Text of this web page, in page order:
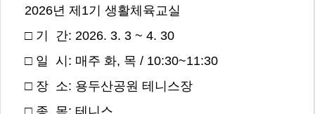
2026년 제1기 생활체육교실
□ 기 간: 2026. 3. 3 ~ 4. 30
□ 일 시: 매주 화, 목 / 10:30~11:30
□ 장 소: 용두산공원 테니스장